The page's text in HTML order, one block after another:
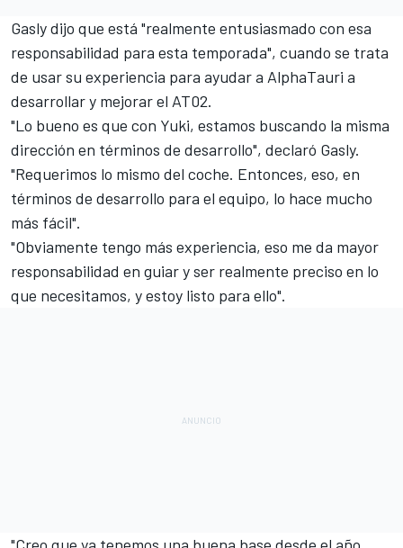
Gaslydijo que está "realmente entusiasmado con esa
responsabilidad para esta temporada", cuando se trata
de usar su experiencia para ayudar a AlphaTauri a
desarrollar y mejorar el AT02.
"Lo bueno es que con Yuki, estamos buscando la misma
dirección en términos de desarrollo", declaró Gasly.
"Requerimos lo mismo del coche. Entonces, eso, en
términos de desarrollo para el equipo, lo hace mucho
más fácil".
"Obviamente tengo más experiencia, eso me da mayor
responsabilidad en guiar y ser realmente preciso en lo
que necesitamos, y estoy listo para ello".